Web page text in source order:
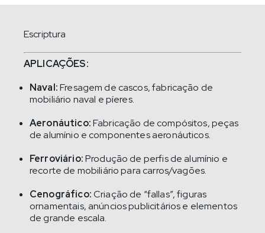
Escriptura
APLICAÇÕES:
Naval:Fresagem de cascos, fabricação de
mobiliário naval e píeres.
Aeronáutico:Fabricação de compósitos, peças
de alumínio e componentes aeronáuticos.
Ferroviário:Produção de perfis de alumínio e
recorte de mobiliário para carros/vagões.
Cenográfico:Criação de “fallas”, figuras
ornamentais, anúncios publicitários e elementos
de grande escala.